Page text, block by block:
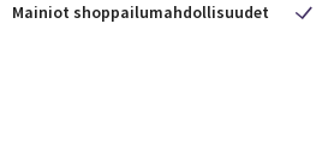
Mainiot shoppailumahdollisuudet